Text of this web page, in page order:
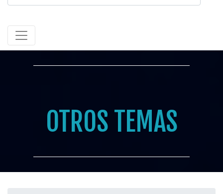
OTROS TEMAS